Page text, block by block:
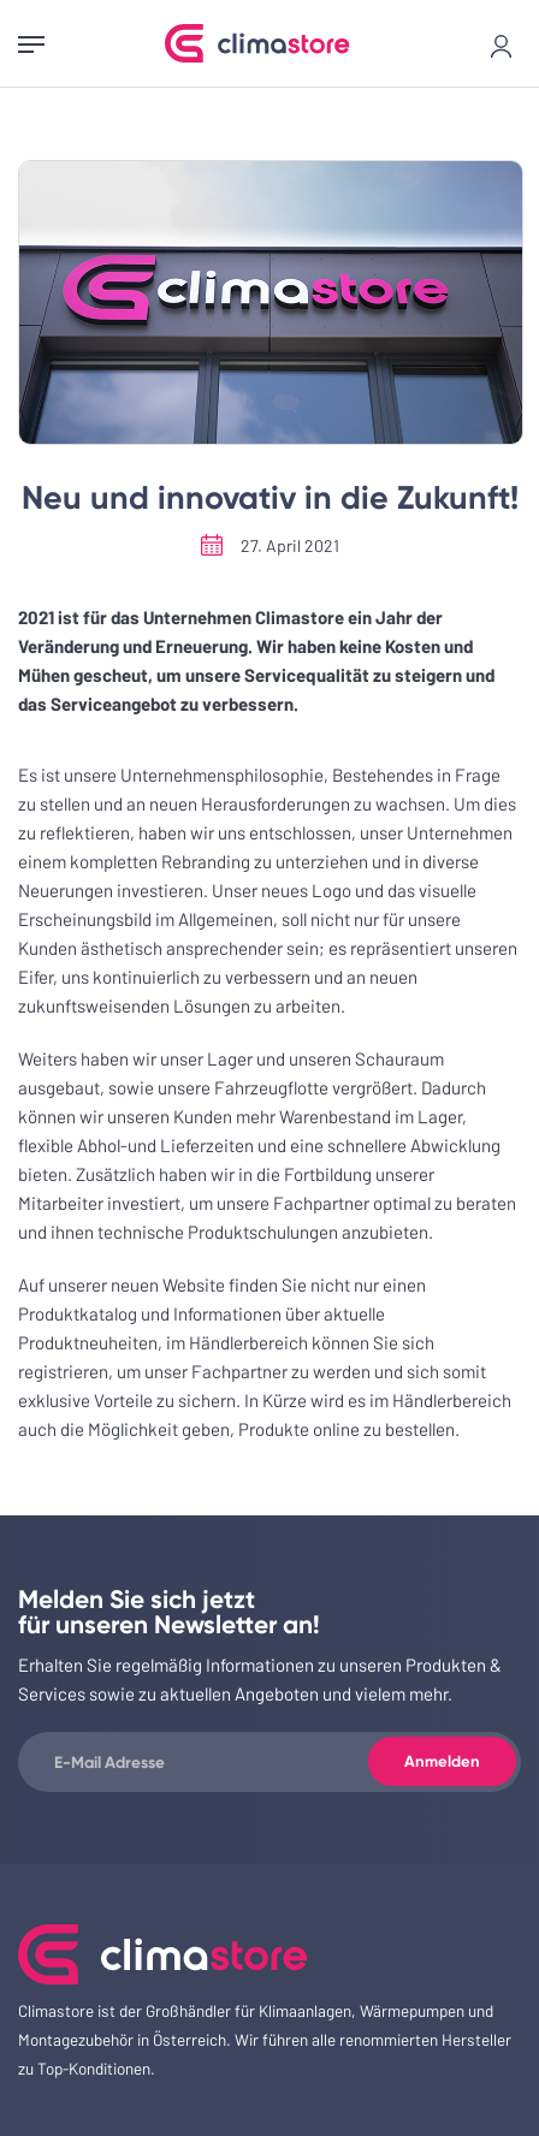
Neu und innovativ in die Zukunft!
27. April 2021
2021 ist für das Unternehmen Climastore ein Jahr der
Veränderung und Erneuerung. Wir haben keine Kosten und
Mühen gescheut, um unsere Servicequalität zu steigern und
das Serviceangebot zu verbessern.
Es ist unsere Unternehmensphilosophie, Bestehendes in Frage
zu stellen und an neuen Herausforderungen zu wachsen. Um dies
zu reflektieren, haben wir uns entschlossen, unser Unternehmen
einem kompletten Rebranding zu unterziehen und in diverse
Neuerungen investieren. Unser neues Logo und das visuelle
Erscheinungsbild im Allgemeinen, soll nicht nur für unsere
Kunden ästhetisch ansprechender sein; es repräsentiert unseren
Eifer, uns kontinuierlich zu verbessern und an neuen
zukunftsweisenden Lösungen zu arbeiten.
Weiters haben wir unser Lager und unseren Schauraum
ausgebaut, sowie unsere Fahrzeugflotte vergrößert. Dadurch
können wir unseren Kunden mehr Warenbestand im Lager,
flexible Abhol-und Lieferzeiten und eine schnellere Abwicklung
bieten. Zusätzlich haben wir in die Fortbildung unserer
Mitarbeiter investiert, um unsere Fachpartner optimal zu beraten
und ihnen technische Produktschulungen anzubieten.
Auf unserer neuen Website finden Sie nicht nur einen
Produktkatalog und Informationen über aktuelle
Produktneuheiten, im Händlerbereich können Sie sich
registrieren, um unser Fachpartner zu werden und sich somit
exklusive Vorteile zu sichern. In Kürze wird es im Händlerbereich
auch die Möglichkeit geben, Produkte online zu bestellen.
Melden Sie sich jetzt
für unseren Newsletter an!
Erhalten Sie regelmäßig Informationen zu unseren Produkten &
Services sowie zu aktuellen Angeboten und vielem mehr.
Climastore ist der Großhändler für Klimaanlagen, Wärmepumpen und
Montagezubehör in Österreich. Wir führen alle renommierten Hersteller
zu Top-Konditionen.